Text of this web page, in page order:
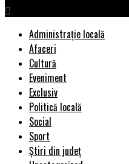
Administrație locală
Afaceri
Cultură
Eveniment
Exclusiv
Politică locală
Social
Sport
Știri din județ